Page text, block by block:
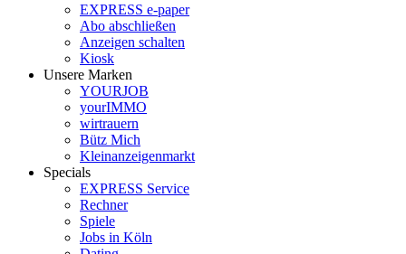
EXPRESS e-paper
Abo abschließen
Anzeigen schalten
Kiosk
Unsere Marken
YOURJOB
yourIMMO
wirtrauern
Bütz Mich
Kleinanzeigenmarkt
Specials
EXPRESS Service
Rechner
Spiele
Jobs in Köln